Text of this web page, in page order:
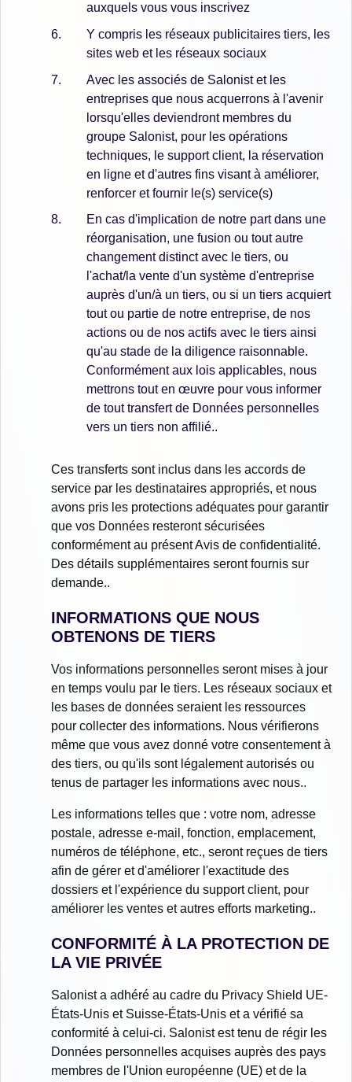
auxquels vous vous inscrivez
Y compris les réseaux publicitaires tiers, les
sites web et les réseaux sociaux
Avec les associés de Salonist et les
entreprises que nous acquerrons à l'avenir
lorsqu'elles deviendront membres du
groupe Salonist, pour les opérations
techniques, le support client, la réservation
en ligne et d'autres fins visant à améliorer,
renforcer et fournir le(s) service(s)
En cas d'implication de notre part dans une
réorganisation, une fusion ou tout autre
changement distinct avec le tiers, ou
l'achat/la vente d'un système d'entreprise
auprès d'un/à un tiers, ou si un tiers acquiert
tout ou partie de notre entreprise, de nos
actions ou de nos actifs avec le tiers ainsi
qu'au stade de la diligence raisonnable.
Conformément aux lois applicables, nous
mettrons tout en œuvre pour vous informer
de tout transfert de Données personnelles
vers un tiers non affilié..
Ces transferts sont inclus dans les accords de
service par les destinataires appropriés, et nous
avons pris les protections adéquates pour garantir
que vos Données resteront sécurisées
conformément au présent Avis de confidentialité.
Des détails supplémentaires seront fournis sur
demande..
INFORMATIONS QUE NOUS
OBTENONS DE TIERS
Vos informations personnelles seront mises à jour
en temps voulu par le tiers. Les réseaux sociaux et
les bases de données seraient les ressources
pour collecter des informations. Nous vérifierons
même que vous avez donné votre consentement à
des tiers, ou qu'ils sont légalement autorisés ou
tenus de partager les informations avec nous..
Les informations telles que : votre nom, adresse
postale, adresse e-mail, fonction, emplacement,
numéros de téléphone, etc., seront reçues de tiers
afin de gérer et d'améliorer l'exactitude des
dossiers et l'expérience du support client, pour
améliorer les ventes et autres efforts marketing..
CONFORMITÉ À LA PROTECTION DE
LA VIE PRIVÉE
Salonist a adhéré au cadre du Privacy Shield UE-
États-Unis et Suisse-États-Unis et a vérifié sa
conformité à celui-ci. Salonist est tenu de régir les
Données personnelles acquises auprès des pays
membres de l'Union européenne (UE) et de la